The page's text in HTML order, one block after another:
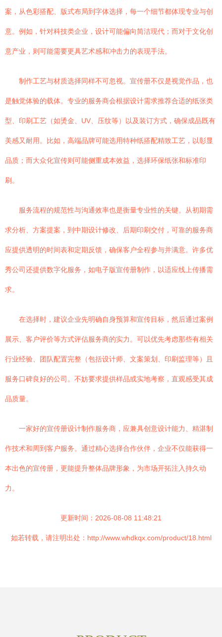
案，从色彩搭配、版式布局到字体选择，每一个细节都体现专业与创
意。例如，针对科技类企业，设计可能偏向简洁现代；而对于文化创
意产业，则可能需要更具艺术感和冲击力的表现手法。
制作工艺与材质选择同样不可忽视。宣传册不仅是视觉作品，也
是触觉体验的载体。专业的服务商会根据设计需求推荐合适的纸张类
型、印刷工艺（如烫金、UV、压纹等）以及装订方式，确保成品既有
美感又耐用。比如，高端品牌可能选用特种纸搭配精致工艺，以彰显
品质；而大众化宣传则可能侧重成本效益，选择环保纸张和标准印
刷。
服务流程的规范性与沟通效率也是衡量专业性的关键。从初期需
求分析、方案提案，到中期设计修改、后期印刷交付，可靠的服务商
应提供透明的时间表和定期反馈，确保客户全程参与并满意。许多优
秀公司还提供数字化服务，如电子版宣传册制作，以适应线上传播需
求。
在选择时，建议企业先明确自身预算和宣传目标，然后通过案例
展示、客户评价等方式评估服务商的实力。可以优先考虑那些有相关
行业经验、团队配置完整（包括设计师、文案策划、印刷监理等）且
服务口碑良好的公司。不妨要求提供样品或实地考察，直观感受其成
品质量。
一家好的宣传册设计制作服务商，应兼具创意设计能力、精湛制
作技术和周到客户服务。通过精心选择合作伙伴，企业不仅能获得一
本出色的宣传册，更能提升整体品牌形象，为市场开拓注入持久动
力。
更新时间：2026-08-08 11:48:21
如若转载，请注明出处：http://www.whdkqx.com/product/18.html